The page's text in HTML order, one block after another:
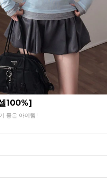
100%]
좋은 아이템 !